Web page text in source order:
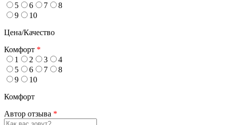
5
6 7
8
9
10
Цена/Качество
Комфорт *
1
2 3
4
5
6 7
8
9
10
Комфорт
Автор отзыва *